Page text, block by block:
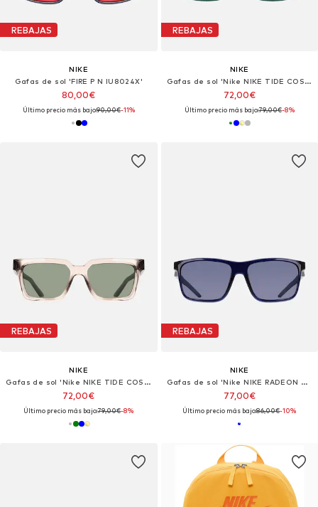
REBAJAS
NIKE
Gafas de sol 'FIRE P N IU8024X'
80,00€
Último precio más bajo:90,00€-11%
REBAJAS
NIKE
Gafas de sol 'Nike NIKE TIDE COSMIC N IU8106X Midnight navy / blue 53/17/145 MAN Sunglasses'
72,00€
Último precio más bajo:79,00€-8%
REBAJAS
NIKE
Gafas de sol 'Nike NIKE TIDE COSMIC N IU8106X Midnight navy / blue 53/17/145 MAN Sunglasses'
72,00€
Último precio más bajo:79,00€-8%
REBAJAS
NIKE
Gafas de sol 'Nike NIKE RADEON BYTE IO0103X Smoke grey / orange mirror 60/17/145 MAN Sunglasses'
77,00€
Último precio más bajo:86,00€-10%